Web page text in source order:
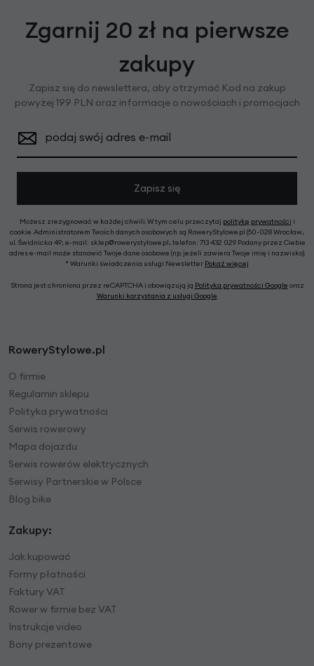
Zgarnij 20 zł na pierwsze
zakupy
Zapisz się do newslettera, aby otrzymać Kod na zakup
powyżej 199 PLN oraz informacje o nowościach i promocjach
podaj swój adres e-mail
Zapisz się
Możesz zrezygnować w każdej chwili. W tym celu przeczytaj politykę prywatności i
cookie. Administratorem Twoich danych osobowych są RoweryStylowe.pl (50-028 Wrocław,
ul. Świdnicka 49; e-mail: sklep@rowerystylowe.pl, telefon: 713 432 029. Podany przez Ciebie
adres e-mail może stanowić Twoje dane osobowe (np. jeżeli zawiera Twoje imię i nazwisko).
* Warunki świadczenia usługi Newsletter Pokaż więcej
Strona jest chroniona przez reCAPTCHA i obowiązują ją Polityka prywatności Google oraz
Warunki korzystania z usługi Google.
RoweryStylowe.pl
O firmie
Regulamin sklepu
Polityka prywatności
Serwis rowerowy
Mapa dojazdu
Serwis rowerów elektrycznych
Serwisy Partnerskie w Polsce
Blog bike
Zakupy:
Jak kupować
Formy płatności
Faktury VAT
Rower w firmie bez VAT
Instrukcje video
Bony prezentowe